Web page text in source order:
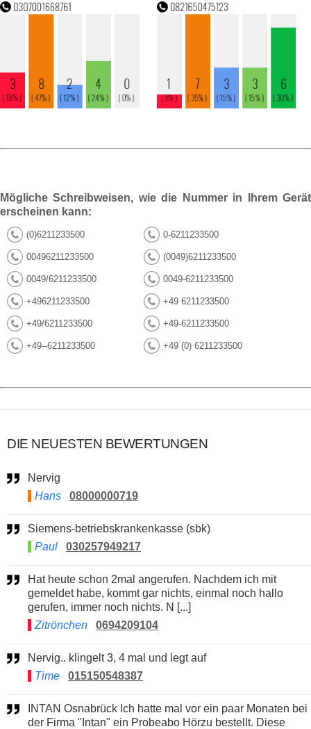
Mögliche Schreibweisen, wie die Nummer in Ihrem Gerät
erscheinen kann:
(0)6211233500 0-6211233500
00496211233500 (0049)6211233500
0049/6211233500 0049-6211233500
+496211233500 +49 6211233500
+49/6211233500 +49-6211233500
+49--6211233500 +49 (0) 6211233500
DIE NEUESTEN BEWERTUNGEN
Nervig
Hans
08000000719
Siemens-betriebskrankenkasse (sbk)
Paul
030257949217
Hat heute schon 2mal angerufen. Nachdem ich mit
gemeldet habe, kommt gar nichts, einmal noch hallo
gerufen, immer noch nichts. N [...]
Zitrönchen
0694209104
Nervig.. klingelt 3, 4 mal und legt auf
Time
015150548387
der Firma "Intan" ein Probeabo Hörzu bestellt. Diese